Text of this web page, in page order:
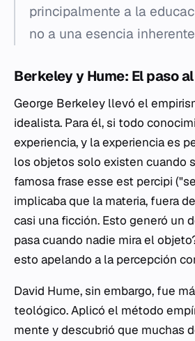
principalmente a la
no a una esencia
Berkeley y Hume: El paso
George Berkeley llevó el
idealista. Para él, si todo
experiencia, y la experiencia es
los objetos solo existen cuando
famosa frase esse est percipi
implicaba que la materia, fuera
casi una ficción. Esto generó un
pasa cuando nadie mira el
esto apelando a la percepción
David Hume, sin embargo, fue
teológico. Aplicó el método
mente y descubrió que muchas